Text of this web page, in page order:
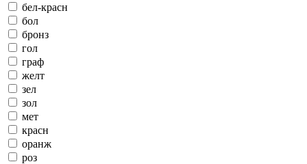
бел-красн
бол
бронз
гол
граф
желт
зел
зол
мет
красн
оранж
роз